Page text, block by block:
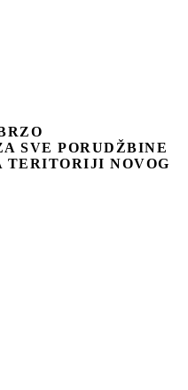
SVE PORUDŽBINE
TERITORIJI NOVOG